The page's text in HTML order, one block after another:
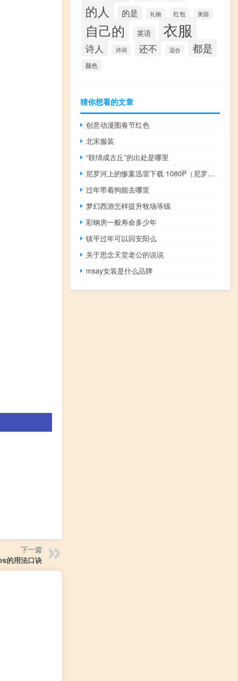
下一篇
的用法口诀
的人 的是 礼物 红包 美国
自己的 英语 衣服
诗人 诗词 还不 适合 都是
颜色
猜你想看的文章
创意动漫图春节红色
北宋服装
“联绵成古丘”的出处是哪里
尼罗河上的惨案迅雷下载 1080P（尼罗河上的惨案迅雷下载）
过年带着狗能去哪里
梦幻西游怎样提升牧场等级
彩钢房一般寿命多少年
镇平过年可以回安阳么
关于思念天堂老公的说说
msay女装是什么品牌